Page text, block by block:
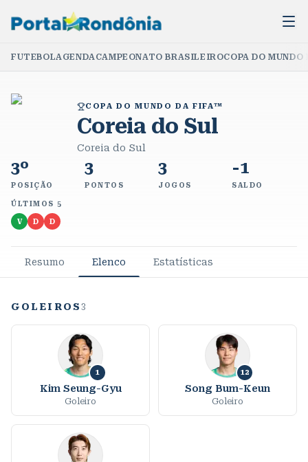
FUTEBOLAGENDACAMPEONATO BRASILEIROCOPA DO
COPA DO MUNDO DA FIFA™
Coreia do Sul
Coreia do Sul
3º
POSIÇÃO
3
PONTOS
3
JOGOS
-1
SALDO
ÚLTIMOS 5
V D D
Resumo Elenco Estatísticas
GOLEIROS 3
1
Kim Seung-Gyu
Goleiro
12
Song Bum-Keun
Goleiro